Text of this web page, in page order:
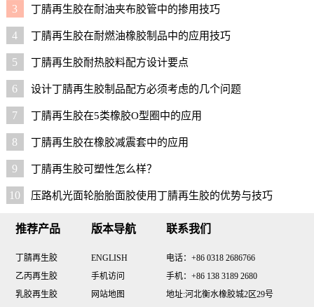
3 丁腈再生胶在耐油夹布胶管中的掺用技巧
4 丁腈再生胶在耐燃油橡胶制品中的应用技巧
5 丁腈再生胶耐热胶料配方设计要点
6 设计丁腈再生胶制品配方必须考虑的几个问题
7 丁腈再生胶在5类橡胶O型圈中的应用
8 丁腈再生胶在橡胶减震套中的应用
9 丁腈再生胶可塑性怎么样？
10 压路机光面轮胎胎面胶使用丁腈再生胶的优势与技巧
推荐产品
丁腈再生胶
乙丙再生胶
乳胶再生胶
版本导航
ENGLISH
手机访问
网站地图
联系我们
电话：+86 0318 2686766
手机：+86 138 3189 2680
地址:河北衡水橡胶城2区29号